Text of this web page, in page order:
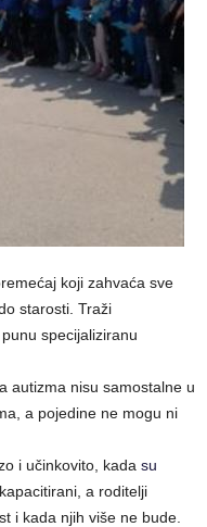
koji zahvaća sve
starosti. Traži
specijaliziranu
autizma nisu samostalne u
a pojedine ne mogu ni
i učinkovito, kada su
a roditelji
i kada njih više ne bude.